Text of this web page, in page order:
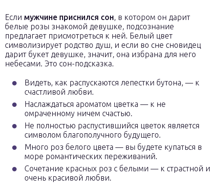
Если мужчине приснился сон, в котором он дарит
белые розы знакомой девушке, подсознание
предлагает присмотреться к ней. Белый цвет
символизирует родство душ, и если во сне сновидец
дарит букет девушке, значит, она избрана для него
небесами. Это сон-подсказка.
Видеть, как распускаются лепестки бутона, — к
счастливой любви.
Наслаждаться ароматом цветка — к не
омраченному ничем счастью.
Не полностью распустившийся цветок является
символом благополучного будущего.
Много роз белого цвета — вы будете купаться в
море романтических переживаний.
Сочетание красных роз с белыми — к страстной и
очень красивой любви.